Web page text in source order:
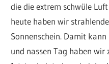
die die extrem schwüle
heute haben wir
Sonnenschein. Damit
und nassen Tag haben wir